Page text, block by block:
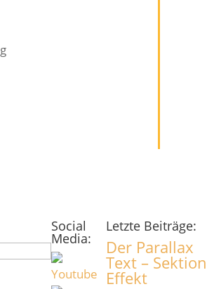
Social
Media:
Letzte Beiträge:
Der Parallax
Text – Sektion
Effekt